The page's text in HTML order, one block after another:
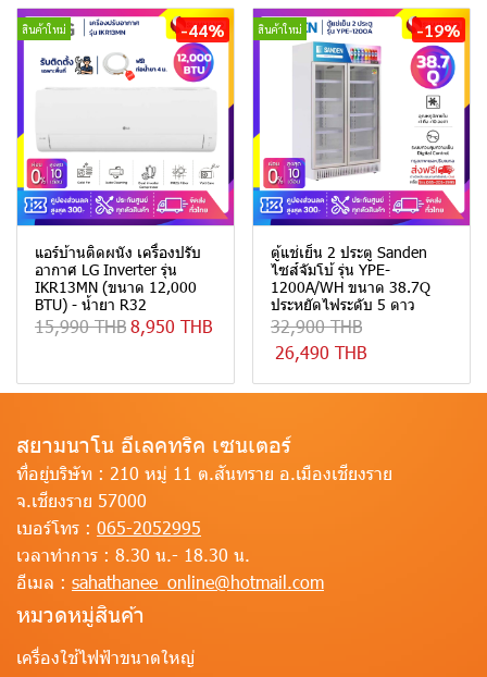
สินค้าใหม่ -44%
แอร์บ้านติดผนัง เครื่องปรับ
อากาศ LG Inverter รุ่น
IKR13MN (ขนาด 12,000
BTU) - น้ำยา R32
15,990 THB8,950 THB
สินค้าใหม่ -19%
ตู้แช่เย็น 2 ประตู Sanden
ไซส์จัมโบ้ รุ่น YPE-
1200A/WH ขนาด 38.7Q
ประหยัดไฟระดับ 5 ดาว
32,900 THB
26,490 THB
สยามนาโน อีเลคทริค เซนเตอร์
ที่อยู่บริษัท : 210 หมู่ 11 ต.สันทราย อ.เมืองเชียงราย
จ.เชียงราย 57000
เบอร์โทร : 065-2052995
เวลาทำการ : 8.30 น.- 18.30 น.
อีเมล : sahathanee_online@hotmail.com
หมวดหมู่สินค้า
เครื่องใช้ไฟฟ้าขนาดใหญ่